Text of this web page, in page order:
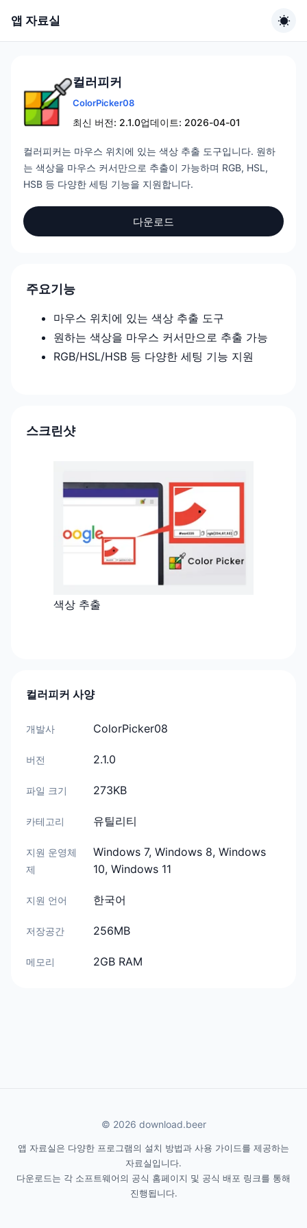
앱 자료실
컬러피커
ColorPicker08
최신 버전: 2.1.0업데이트: 2026-04-01
컬러피커는 마우스 위치에 있는 색상 추출 도구입니다. 원하
는 색상을 마우스 커서만으로 추출이 가능하며 RGB, HSL,
HSB 등 다양한 세팅 기능을 지원합니다.
다운로드
주요기능
마우스 위치에 있는 색상 추출 도구
원하는 색상을 마우스 커서만으로 추출 가능
RGB/HSL/HSB 등 다양한 세팅 기능 지원
스크린샷
색상 추출
컬러피커 사양
개발사 ColorPicker08
버전 2.1.0
파일 크기 273KB
카테고리 유틸리티
지원 운영체
제
Windows 7, Windows 8, Windows
10, Windows 11
지원 언어 한국어
저장공간 256MB
메모리 2GB RAM
© 2026 download.beer
앱 자료실은 다양한 프로그램의 설치 방법과 사용 가이드를 제공하는
자료실입니다.
다운로드는 각 소프트웨어의 공식 홈페이지 및 공식 배포 링크를 통해
진행됩니다.